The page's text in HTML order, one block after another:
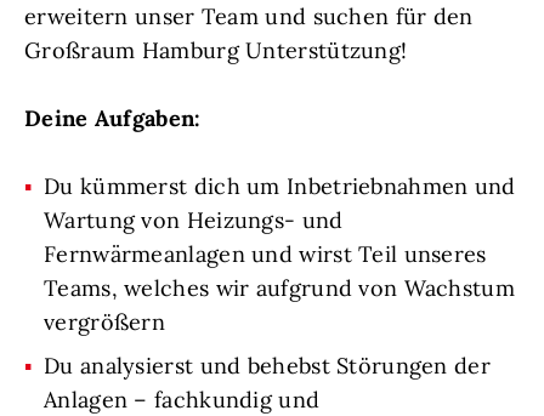
erweitern unser Team und suchen für den
Großraum Hamburg Unterstützung!
Deine Aufgaben:
Du kümmerst dich um Inbetriebnahmen und
Wartung von Heizungs- und
Fernwärmeanlagen und wirst Teil unseres
Teams, welches wir aufgrund von Wachstum
vergrößern
Du analysierst und behebst Störungen der
Anlagen – fachkundig und